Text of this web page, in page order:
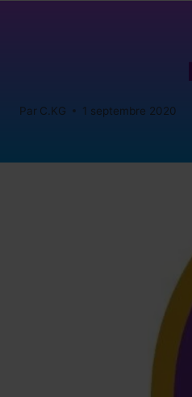
Par C.KG 1 septembre 2020